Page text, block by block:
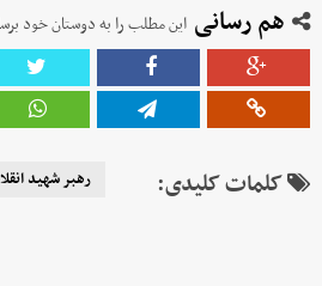
هم رسانی این مطلب را به دوستان خود
کلمات کلیدی: رهبر شهید